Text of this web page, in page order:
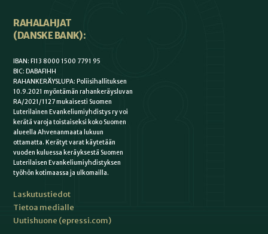
RAHALAHJAT
(DANSKE BANK):
IBAN: FI13 8000 1500 7791 95
BIC: DABAFIHH
RAHANKERÄYSLUPA: Poliisihallituksen
10.9.2021 myöntämän rahankeräysluvan
RA/2021/1127 mukaisesti Suomen
Luterilainen Evankeliumiyhdistys ry voi
kerätä varoja toistaiseksi koko Suomen
alueella Ahvenanmaata lukuun
ottamatta. Kerätyt varat käytetään
vuoden kuluessa keräyksestä Suomen
Luterilaisen Evankeliumiyhdistyksen
työhön kotimaassa ja ulkomailla.
Laskutustiedot
Tietoa medialle
Uutishuone (epressi.com)